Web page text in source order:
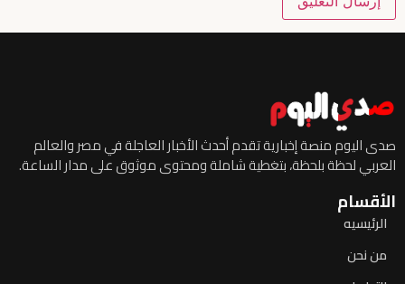
صدى اليوم منصة إخبارية تقدم أحدث الأخبار العاجلة في مصر والعالم
العربي لحظة بلحظة، بتغطية شاملة ومحتوى موثوق على مدار الساعة.
الأقسام
الرئيسيه
من نحن